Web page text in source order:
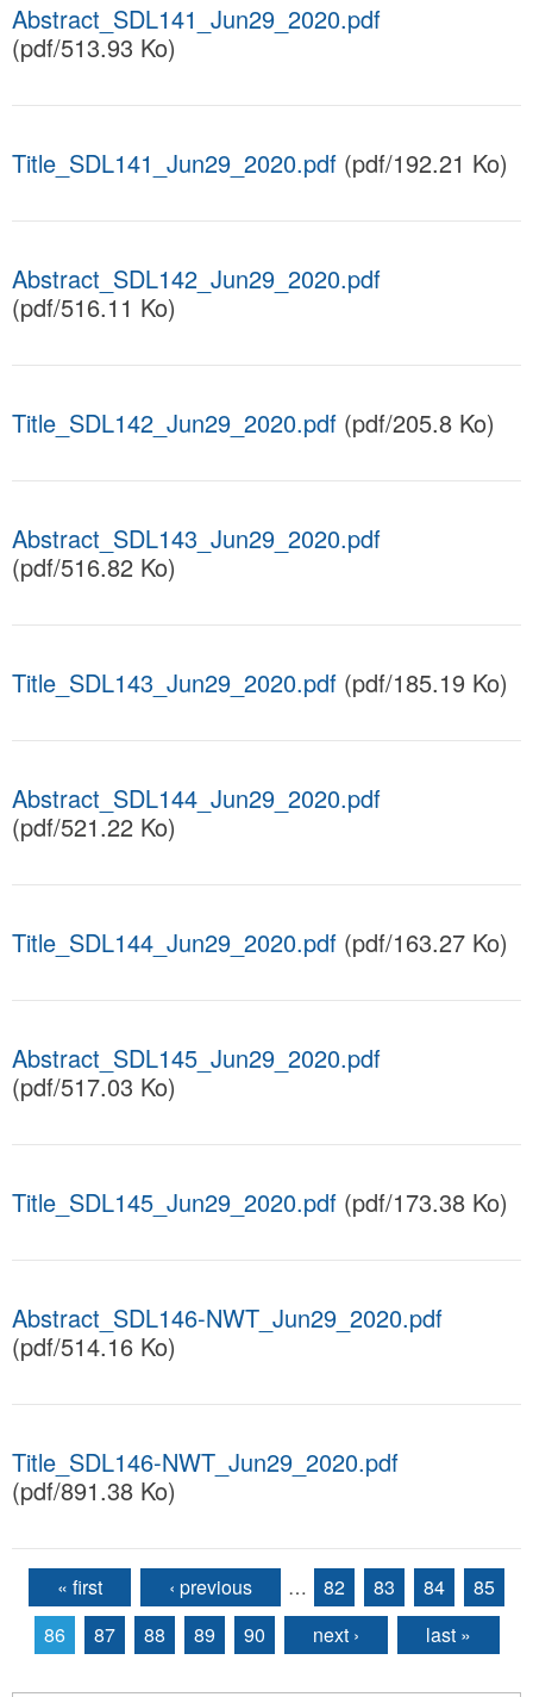
Abstract_SDL141_Jun29_2020.pdf
(pdf/513.93 Ko)
Title_SDL141_Jun29_2020.pdf (pdf/192.21 Ko)
Abstract_SDL142_Jun29_2020.pdf
(pdf/516.11 Ko)
Title_SDL142_Jun29_2020.pdf (pdf/205.8 Ko)
Abstract_SDL143_Jun29_2020.pdf
(pdf/516.82 Ko)
Title_SDL143_Jun29_2020.pdf (pdf/185.19 Ko)
Abstract_SDL144_Jun29_2020.pdf
(pdf/521.22 Ko)
Title_SDL144_Jun29_2020.pdf (pdf/163.27 Ko)
Abstract_SDL145_Jun29_2020.pdf
(pdf/517.03 Ko)
Title_SDL145_Jun29_2020.pdf (pdf/173.38 Ko)
Abstract_SDL146-NWT_Jun29_2020.pdf
(pdf/514.16 Ko)
Title_SDL146-NWT_Jun29_2020.pdf
(pdf/891.38 Ko)
Pages
« first ‹ previous … 82 83 84
85
86
87 88 89 90 next › last »